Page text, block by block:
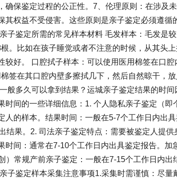
确保鉴定过程的公正性。7、伦理原则：在涉及
其权益不受侵害。这些原则是亲子鉴定必须遵循
子鉴定所需的常见样本材料 毛发样本：毛发是
。比如在孩子睡觉或者不注意的时候，从其头
较好。 口腔拭子样本：可以使用医用棉签在口
签在其口腔内壁多擦拭几下，然后自然晾干，
般多久可以拿到结果？运城亲子鉴定结果的时
时间的一些详细信息：1. 个人隐私亲子鉴定（即
人的样本。结果时间：一般在5-7个工作日内出
结果。2. 司法亲子鉴定特点：需要被鉴定人提
时间：通常在7-10个工作日内出具鉴定报告。加
）常规产前亲子鉴定：一般在7-15个工作日内出
子鉴定样本采集注意事项1.采集时需谨慎：尽量